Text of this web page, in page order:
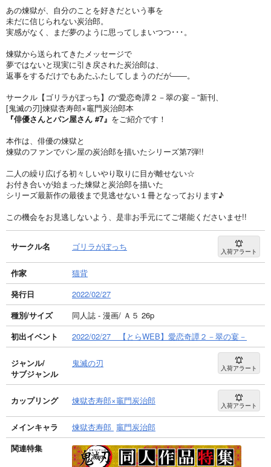
あの煉獄が、自分のことを好きだという事を
未だに信じられない炭治郎。
実感がなく、まだ夢のように思ってしまいつつ･･･。
煉獄から送られてきたメッセージで
夢ではないと現実に引き戻された炭治郎は、
返事をするだけでもあたふたしてしまうのだが――。
サークル【ゴリラがぼっち】の“愛恋奇譚２－翠の宴－”新刊、
[鬼滅の刃]煉獄杏寿郎×竈門炭治郎本
『俳優さんとパン屋さん #7』 をご紹介です！
本作は、俳優の煉獄と
煉獄のファンでパン屋の炭治郎を描いたシリーズ第7弾!!
二人の繰り広げる初々しいやり取りに目が離せない☆
お付き合いが始まった煉獄と炭治郎を描いた
シリーズ最新作の最後まで見逃せない１冊となっております♪
この機会をお見逃しないよう、是非お手元にてご堪能くださいませ!!
サークル名 ゴリラがぼっち 入荷アラート
作家
猫背
発行日
2022/02/27
種別/サイズ
同人誌 - 漫画/ Ａ５ 26p
初出イベント
2022/02/27 【とらWEB】愛恋奇譚２－翠の宴－
ジャンル/
サブジャンル
鬼滅の刃 入荷アラート
カップリング 煉獄杏寿郎×竈門炭治郎 入荷アラート
メインキャラ 煉獄杏寿郎 竈門炭治郎
関連特集